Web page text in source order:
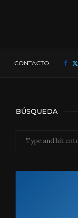
CONTACTO
BÚSQUEDA